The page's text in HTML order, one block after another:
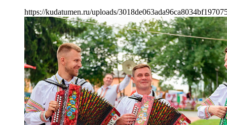
https://kudatumen.ru/uploads/